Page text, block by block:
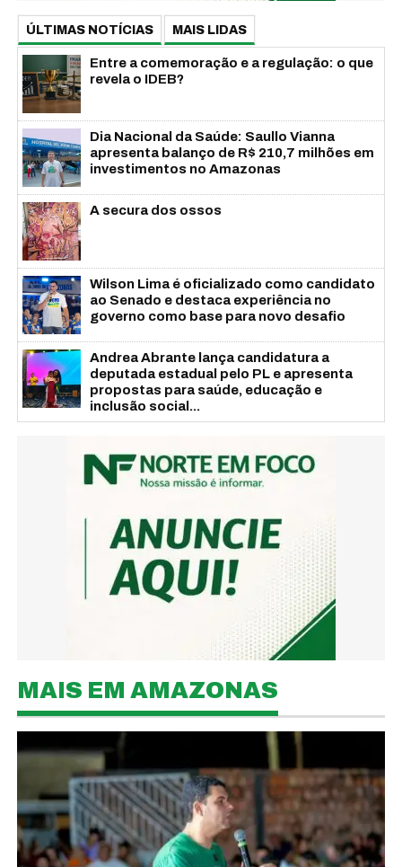
ÚLTIMAS NOTÍCIAS MAIS LIDAS
Entre a comemoração e a regulação: o que
revela o IDEB?
Dia Nacional da Saúde: Saullo Vianna
apresenta balanço de R$ 210,7 milhões em
investimentos no Amazonas
A secura dos ossos
Wilson Lima é oficializado como candidato
ao Senado e destaca experiência no
governo como base para novo desafio
Andrea Abrante lança candidatura a
deputada estadual pelo PL e apresenta
propostas para saúde, educação e
inclusão social...
MAIS EM AMAZONAS